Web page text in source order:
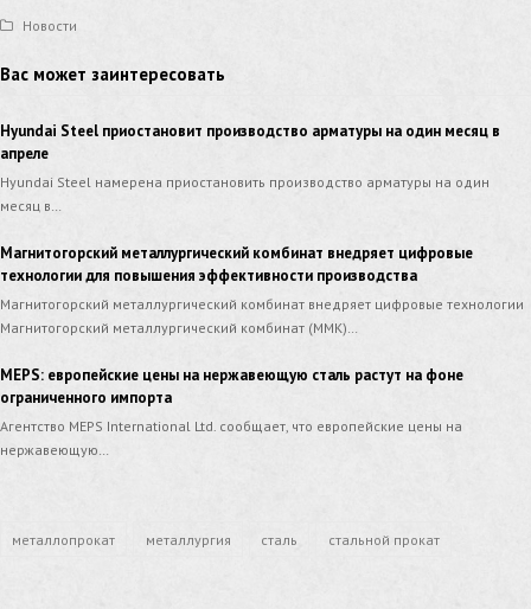
Новости
Вас может заинтересовать
Hyundai Steel приостановит производство арматуры на один месяц в
апреле
Hyundai Steel намерена приостановить производство арматуры на один
месяц в…
Магнитогорский металлургический комбинат внедряет цифровые
технологии для повышения эффективности производства
Магнитогорский металлургический комбинат внедряет цифровые технологии
Магнитогорский металлургический комбинат (ММК)…
MEPS: европейские цены на нержавеющую сталь растут на фоне
ограниченного импорта
Агентство MEPS International Ltd. сообщает, что европейские цены на
нержавеющую…
металлопрокат металлургия сталь стальной прокат